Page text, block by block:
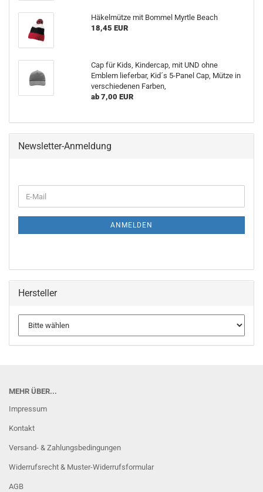
Häkelmütze mit Bommel Myrtle Beach
18,45 EUR
Cap für Kids, Kindercap, mit UND ohne
Emblem lieferbar, Kid´s 5-Panel Cap, Mütze in
verschiedenen Farben,
ab 7,00 EUR
Newsletter-Anmeldung
ZUR
E-
Mail
ANMELDEN
Hersteller
MEHR ÜBER...
Impressum
Kontakt
Versand- & Zahlungsbedingungen
Widerrufsrecht & Muster-Widerrufsformular
AGB